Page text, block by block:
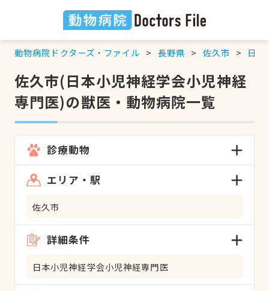
動物病院ドクターズ・ファイル 長野県 佐久市 日本
佐久市(日本小児神経学会小児神経
専門医)の獣医・動物病院一覧
診療動物
エリア・駅
佐久市
詳細条件
日本小児神経学会小児神経専門医